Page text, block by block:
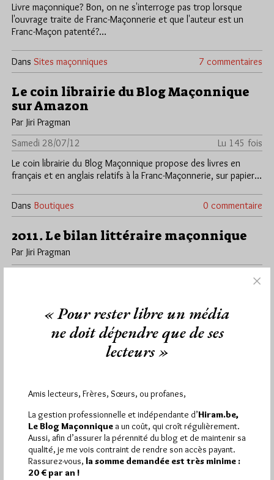
Livre maçonnique? Bon, on ne s'interroge pas trop lorsque
l'ouvrage traite de Franc-Maçonnerie et que l'auteur est un
Franc-Maçon patenté?…
Dans Sites maçonniques 7 commentaires
Le coin librairie du Blog Maçonnique
sur Amazon
Par Jiri Pragman
Samedi 28/07/12
Lu 145 fois
Le coin librairie du Blog Maçonnique propose des livres en
français et en anglais relatifs à la Franc-Maçonnerie, sur papier…
Dans Boutiques 0 commentaire
2011. Le bilan littéraire maçonnique
Par Jiri Pragman
Amazon à partir du Blog Maçonnique? Le classement des…
Edition 0 commentaire
« Pour rester libre un média
ne doit dépendre que de ses
lecteurs »
Amis lecteurs, Frères, Sœurs, ou profanes,
La gestion professionnelle et indépendante d’Hiram.be,
Le Blog Maçonnique a un coût, qui croît régulièrement.
Aussi, afin d’assurer la pérennité du blog et de maintenir sa
qualité, je me vois contraint de rendre son accès payant.
Rassurez-vous, la somme demandée est très minime :
20 € par an !